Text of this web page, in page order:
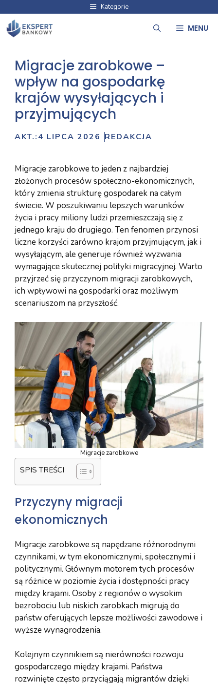
treści
Kategorie
MENU
Migracje zarobkowe –
wpływ na gospodarkę
krajów wysyłających i
przyjmujących
AKT.:4 LIPCA 2026 REDAKCJA
Migracje zarobkowe to jeden z najbardziej
złożonych procesów społeczno-ekonomicznych,
który zmienia strukturę gospodarek na całym
świecie. W poszukiwaniu lepszych warunków
życia i pracy miliony ludzi przemieszczają się z
jednego kraju do drugiego. Ten fenomen przynosi
liczne korzyści zarówno krajom przyjmującym, jak i
wysyłającym, ale generuje również wyzwania
wymagające skutecznej polityki migracyjnej. Warto
przyjrzeć się przyczynom migracji zarobkowych,
ich wpływowi na gospodarki oraz możliwym
scenariuszom na przyszłość.
Migracje zarobkowe
SPIS TREŚCI
Przyczyny migracji
ekonomicznych
Migracje zarobkowe są napędzane różnorodnymi
czynnikami, w tym ekonomicznymi, społecznymi i
politycznymi. Głównym motorem tych procesów
są różnice w poziomie życia i dostępności pracy
między krajami. Osoby z regionów o wysokim
bezrobociu lub niskich zarobkach migrują do
państw oferujących lepsze możliwości zawodowe i
wyższe wynagrodzenia.
Kolejnym czynnikiem są nierówności rozwoju
gospodarczego między krajami. Państwa
rozwinięte często przyciągają migrantów dzięki